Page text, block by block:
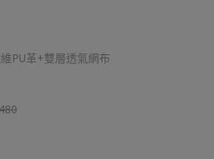
PU革+雙層透氣網布